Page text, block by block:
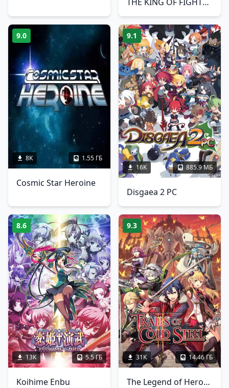
9.0
8K 1.55 ГБ
Cosmic Star Heroine
9.1
16K 885.9 МБ
Disgaea 2 PC
8.6
13K 5.5 ГБ
Koihime Enbu
9.3
31K 14.46 ГБ
The Legend of Heroes: Trails of Cold Steel 2